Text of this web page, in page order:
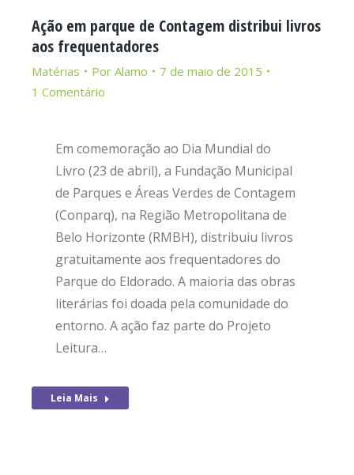
Ação em parque de Contagem distribui livros
aos frequentadores
Matérias Por Alamo
7 de maio de 2015
1 Comentário
Em comemoração ao Dia Mundial do
Livro (23 de abril), a Fundação Municipal
de Parques e Áreas Verdes de Contagem
(Conparq), na Região Metropolitana de
Belo Horizonte (RMBH), distribuiu livros
gratuitamente aos frequentadores do
Parque do Eldorado. A maioria das obras
literárias foi doada pela comunidade do
entorno. A ação faz parte do Projeto
Leitura…
Leia Mais